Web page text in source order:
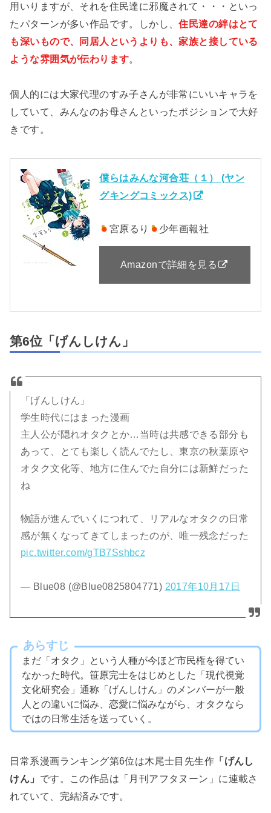
用いりますが、それを住民達に邪魔されて・・・といっ
たパターンが多い作品です。しかし、住民達の絆はとて
も深いもので、同居人というよりも、家族と接している
ような雰囲気が伝わります。
個人的には大家代理のすみ子さんが非常にいいキャラを
していて、みんなのお母さんといったポジションで大好
きです。
僕らはみんな河合荘（１） (ヤン
グキングコミックス)
宮原るり 少年画報社
Amazonで詳細を見る
第6位「げんしけん」
「げんしけん」
学生時代にはまった漫画
主人公が隠れオタクとか…当時は共感できる部分も
あって、とても楽しく読んでたし、東京の秋葉原や
オタク文化等、地方に住んでた自分には新鮮だった
ね
物語が進んでいくにつれて、リアルなオタクの日常
感が無くなってきてしまったのが、唯一残念だった
pic.twitter.com/gTB7Sshbcz
— Blue08 (@Blue0825804771) 2017年10月17日
あらすじ
まだ「オタク」という人種が今ほど市民権を得てい
なかった時代。笹原完士をはじめとした「現代視覚
文化研究会」通称「げんしけん」のメンバーが一般
人との違いに悩み、恋愛に悩みながら、オタクなら
ではの日常生活を送っていく。
日常系漫画ランキング第6位は木尾士目先生作 「げんし
けん」 です。この作品は「月刊アフタヌーン」に連載さ
れていて、完結済みです。